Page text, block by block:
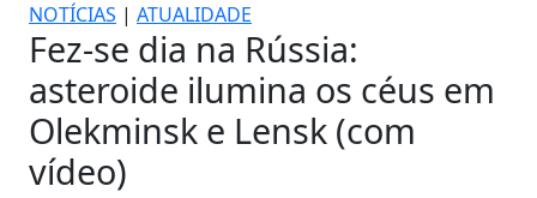
NOTÍCIAS | ATUALIDADE
Fez-se dia na Rússia:
asteroide ilumina os céus em
Olekminsk e Lensk (com
vídeo)